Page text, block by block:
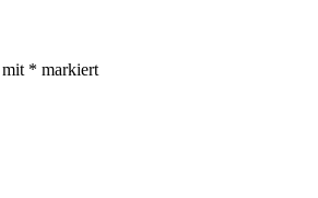
* markiert